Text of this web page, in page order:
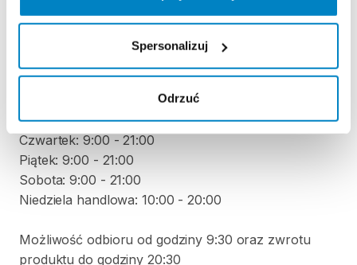
Spersonalizuj
Odrzuć
ODBIÓR I ZWROT SPRZĘTU
Poniedziałek: 9:00 - 21:00
Środa: 9:00 - 21:00
Czwartek: 9:00 - 21:00
Piątek: 9:00 - 21:00
Sobota: 9:00 - 21:00
Niedziela handlowa: 10:00 - 20:00
Możliwość odbioru od godziny 9:30 oraz zwrotu
produktu do godziny 20:30